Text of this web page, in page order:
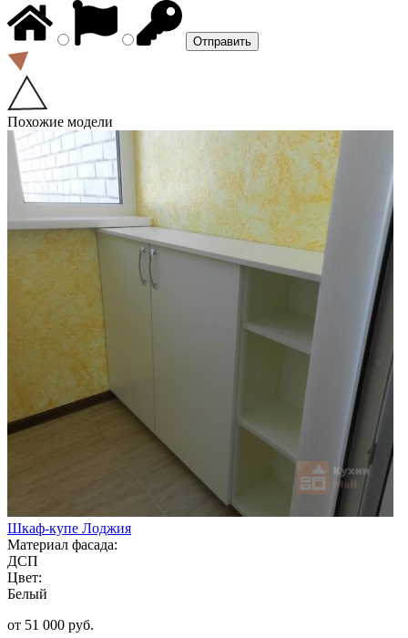
Похожие модели
Шкаф-купе Лоджия
Материал фасада:
ДСП
Цвет:
Белый
от 51 000 руб.